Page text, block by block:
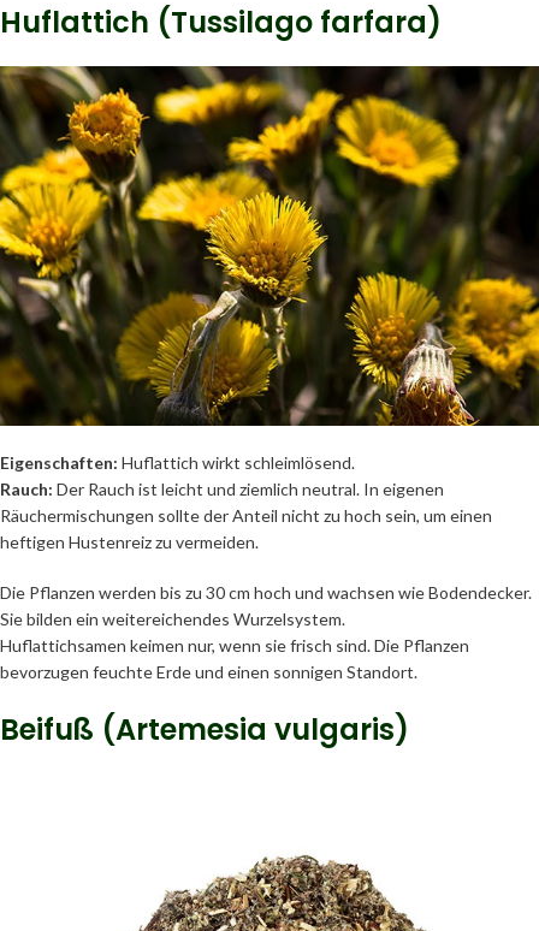
Huflattich (Tussilago farfara)
Eigenschaften: Huflattich wirkt schleimlösend.
Rauch: Der Rauch ist leicht und ziemlich neutral. In eigenen
Räuchermischungen sollte der Anteil nicht zu hoch sein, um einen
heftigen Hustenreiz zu vermeiden.
Die Pflanzen werden bis zu 30 cm hoch und wachsen wie Bodendecker.
Sie bilden ein weitereichendes Wurzelsystem.
Huflattichsamen keimen nur, wenn sie frisch sind. Die Pflanzen
bevorzugen feuchte Erde und einen sonnigen Standort.
Beifuß (Artemesia vulgaris)